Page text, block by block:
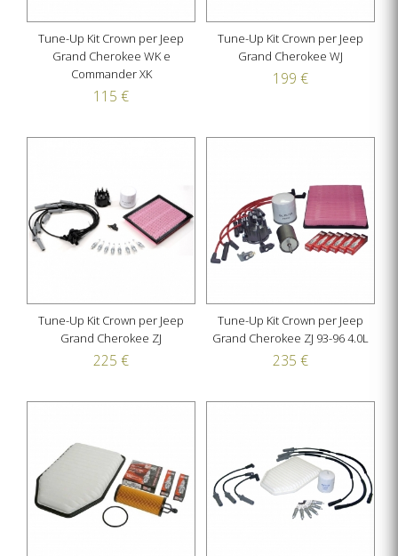
Tune-Up Kit Crown per Jeep
Grand Cherokee WK e
Commander XK
115 €
Tune-Up Kit Crown per Jeep
Grand Cherokee WJ
199 €
Tune-Up Kit Crown per Jeep
Grand Cherokee ZJ
225 €
Tune-Up Kit Crown per Jeep
Grand Cherokee ZJ 93-96 4.0L
235 €